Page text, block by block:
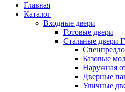
Главная
Каталог
Входные двери
Готовые двери
Стальные двери
Базовые
Наружная
Дверные
Уличные